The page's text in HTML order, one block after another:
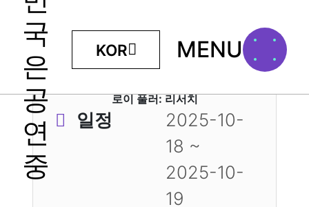
KOR MENU
로이 풀러: 리서치
일정
2025-10-
18 ~
2025-10-
19